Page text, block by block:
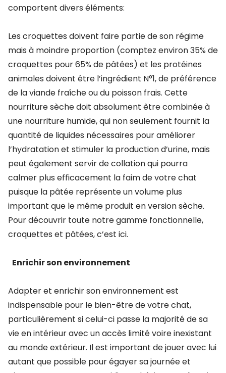
comportent divers éléments:
Les croquettes doivent faire partie de son régime
mais à moindre proportion (comptez environ 35% de
croquettes pour 65% de pâtées) et les protéines
animales doivent être l’ingrédient N°1, de préférence
de la viande fraîche ou du poisson frais. Cette
nourriture sèche doit absolument être combinée à
une nourriture humide, qui non seulement fournit la
quantité de liquides nécessaires pour améliorer
l’hydratation et stimuler la production d’urine, mais
peut également servir de collation qui pourra
calmer plus efficacement la faim de votre chat
puisque la pâtée représente un volume plus
important que le même produit en version sèche.
Pour découvrir toute notre gamme fonctionnelle,
croquettes et pâtées, c’est ici.
Enrichir son environnement
Adapter et enrichir son environnement est
indispensable pour le bien-être de votre chat,
particulièrement si celui-ci passe la majorité de sa
vie en intérieur avec un accès limité voire inexistant
au monde extérieur. Il est important de jouer avec lui
autant que possible pour égayer sa journée et